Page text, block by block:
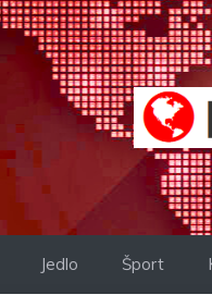
Jedlo Šport